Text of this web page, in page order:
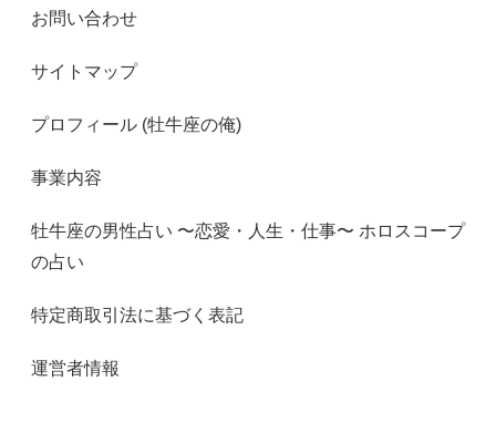
お問い合わせ
サイトマップ
プロフィール (牡牛座の俺)
事業内容
牡牛座の男性占い 〜恋愛・人生・仕事〜 ホロスコープ
の占い
特定商取引法に基づく表記
運営者情報